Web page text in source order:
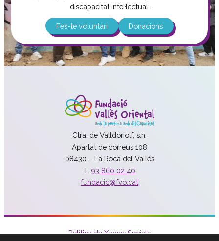
discapacitat intel·lectual.
Fes-te voluntari Donacions
Ctra. de Valldoriolf, s.n.
Apartat de correus 108
08430 – La Roca del Vallès
T. 93 860 02 40
fundacio@fvo.cat
Política de Xarxes Socials